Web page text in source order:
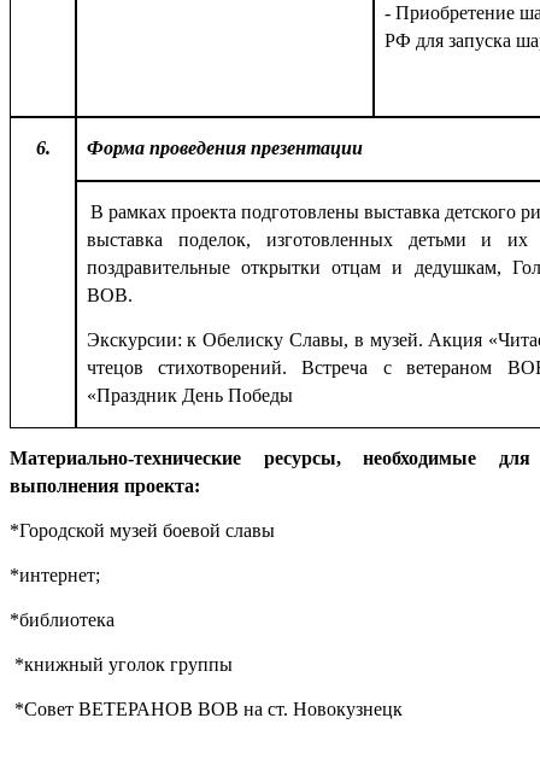
- Приобретение
РФ для запуска
6. Форма проведения презентации
В рамках проекта подготовлены выставка детского
выставка поделок, изготовленных детьми и их
поздравительные открытки отцам и дедушкам,
ВОВ.
Экскурсии: к Обелиску Славы, в музей. Акция
чтецов стихотворений. Встреча с ветераном
«Праздник День Победы
Материально-технические ресурсы, необходимые для
выполнения проекта:
*Городской музей боевой славы
*интернет;
*библиотека
*книжный уголок группы
*Совет ВЕТЕРАНОВ ВОВ на ст. Новокузнецк